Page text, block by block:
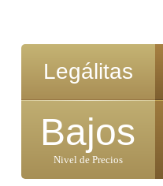
Legálitas
Bajos
Nivel de Precios